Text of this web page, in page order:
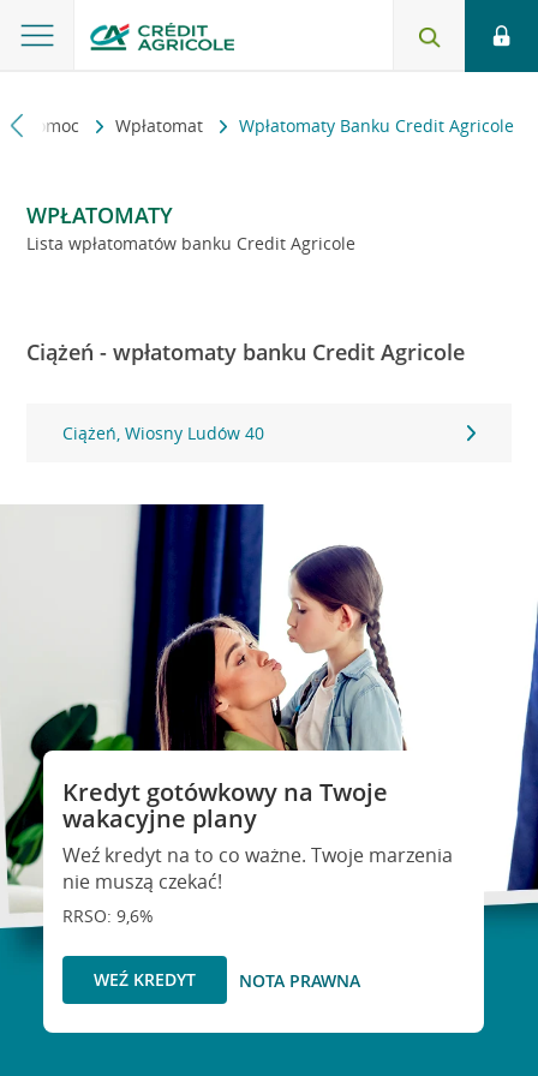
i pomoc Wpłatomat Wpłatomaty Banku Credit Agricole
WPŁATOMATY
Lista wpłatomatów banku Credit Agricole
Ciążeń - wpłatomaty banku Credit Agricole
Ciążeń, Wiosny Ludów 40
Kredyt gotówkowy na Twoje
wakacyjne plany
Weź kredyt na to co ważne. Twoje marzenia
nie muszą czekać!
RRSO: 9,6%
WEŹ KREDYT NOTA PRAWNA